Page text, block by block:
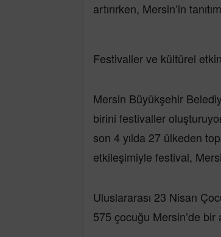
artırırken, Mersin’in
Festivaller ve kültürel
Mersin Büyükşehir
birini festivaller
son 4 yılda 27 ülkeden
etkileşimiyle festival,
Uluslararası 23 Nisan
575 çocuğu Mersin’de